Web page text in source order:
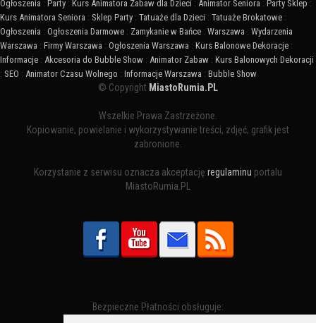
Ogłoszenia : Party : Kurs Animatora Zabaw dla Dzieci : Animator Seniora : Party Sklep :
Kurs Animatora Seniora : Sklep Party : Tatuaże dla Dzieci : Tatuaże Brokatowe :
Ogłoszenia : Ogłoszenia Darmowe : Zamykanie w Bańce : Warszawa : Wydarzenia
Warszawa : Firmy Warszawa : Ogłoszenia Warszawa : Kurs Balonowe Dekoracje :
Informacje : Akcesoria do Bubble Show : Animator Zabaw : Kurs Balonowych Dekoracji
: SEO : Animator Czasu Wolnego : Informacje Warszawa : Bubble Show
© Copyright MiastoRumia.PL
Wszelkie Prawa Zastrzeżone.
Kopiowanie, powielanie i wykorzystywanie treści, zdjęć, grafik jest
zabronione.
Korzystanie z serwisu oznacza akceptację regulaminu portalu
MiastoRumia.PL
Bezpieczne Płatności obsługuje: